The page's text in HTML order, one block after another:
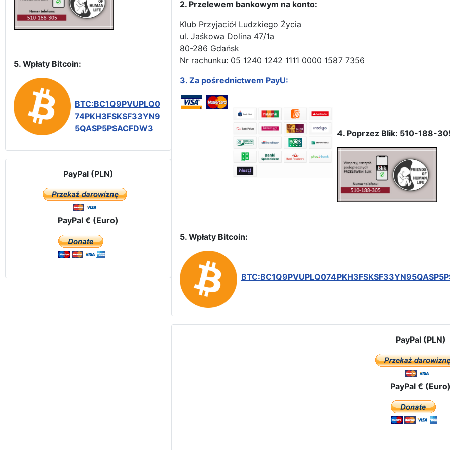
5. Wpłaty Bitcoin:
BTC:BC1Q9PVUPLQ0
74PKH3FSKSF33YN9
5QASP5PSACFDW3
PayPal (PLN)
PayPal € (Euro)
2. Przelewem bankowym na konto:
Klub Przyjaciół Ludzkiego Życia
ul. Jaśkowa Dolina 47/1a
80-286 Gdańsk
Nr rachunku: 05 1240 1242 1111 0000 1587 7356
3. Za pośrednictwem PayU:
4. Poprzez Blik: 510-188-
5. Wpłaty Bitcoin:
PayPal (PLN)
PayPal €